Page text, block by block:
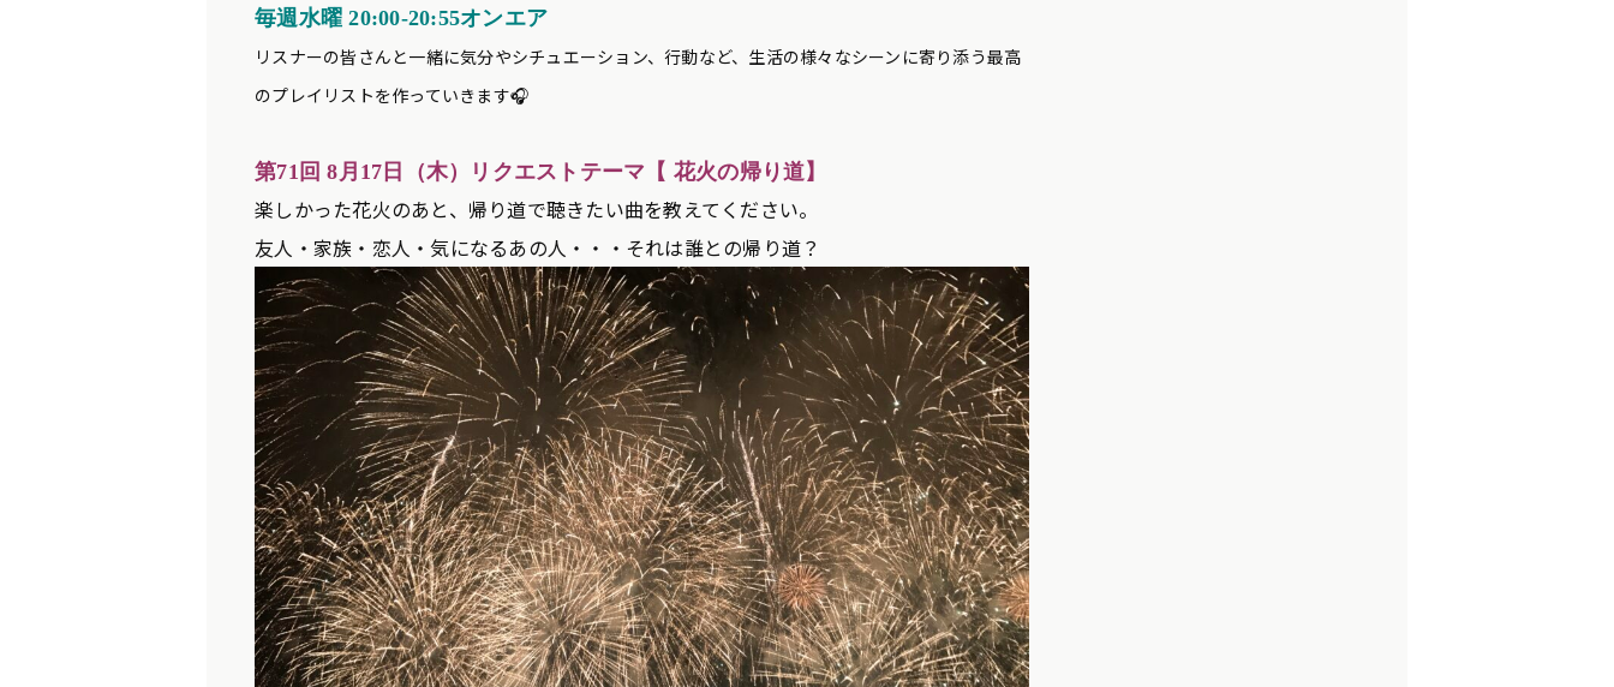
毎週水曜 20:00-20:55オンエア
リスナーの皆さんと一緒に気分やシチュエーション、行動など、生活の様々なシーンに寄り添う最高
のプレイリストを作っていきます🎧
第71 回 8月17 日（木）リクエスト テーマ【 花火の帰り道】
楽しかった花火のあと、帰り道で聴きたい曲を教えてください。
友人・家族・恋人・気になるあの人・・・それは誰との帰り道？